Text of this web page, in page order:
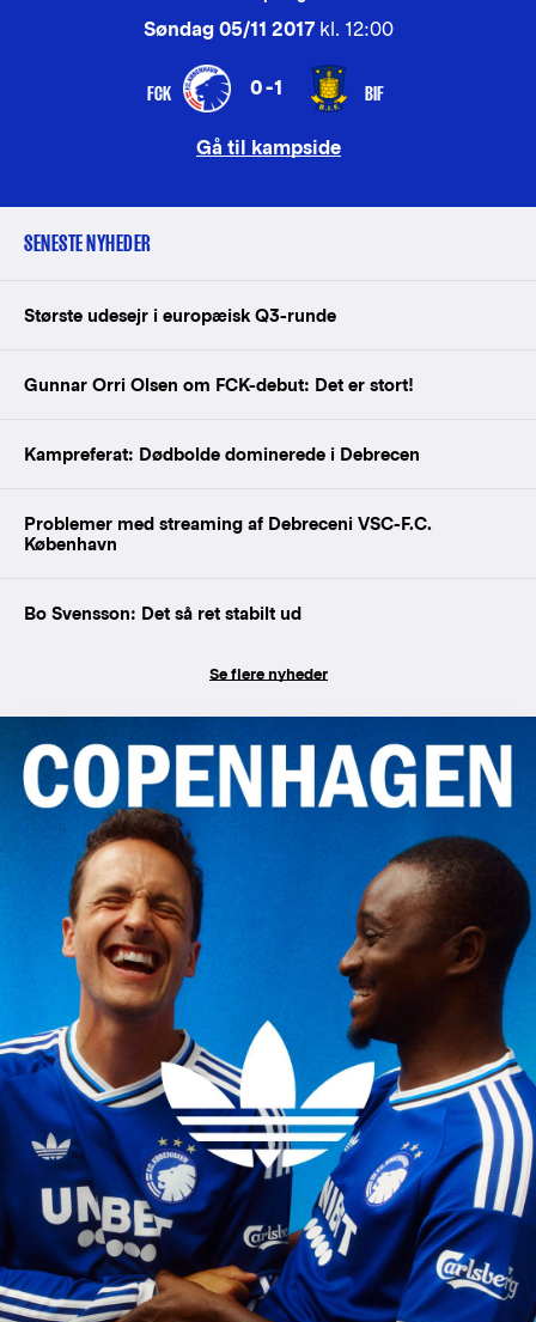
Søndag 05/11 2017kl. 12:00
FCK 0-1 BIF
Gå til kampside
SENESTE NYHEDER
Største udesejr i europæisk Q3-runde
Gunnar Orri Olsen om FCK-debut: Det er stort!
Kampreferat: Dødbolde dominerede i Debrecen
Problemer med streaming af Debreceni VSC-F.C.
København
Bo Svensson: Det så ret stabilt ud
Se flere nyheder